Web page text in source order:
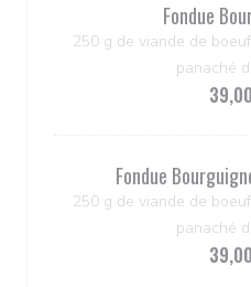
Fondue
250 g de viande de
panaché
Fondue
250 g de viande de
panaché